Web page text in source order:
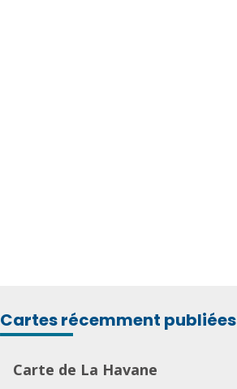
Cartes récemment publiées
Carte de La Havane